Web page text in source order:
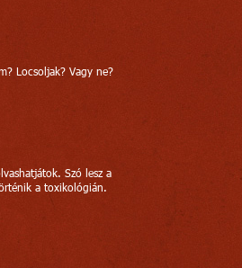
Locsoljak? Vagy ne?
Szó lesz a
a toxikológián.